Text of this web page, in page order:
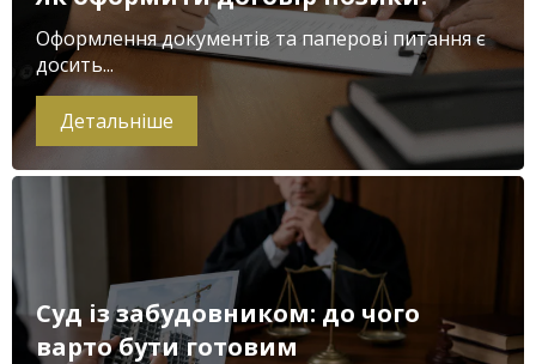
Оформлення документів та паперові питання є
досить...
Детальніше
Суд із забудовником: до чого
варто бути готовим